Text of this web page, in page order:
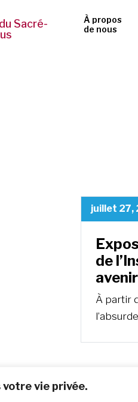
vie privée.
Sacré-
À propos
de nous
juillet 27,
de
À partir